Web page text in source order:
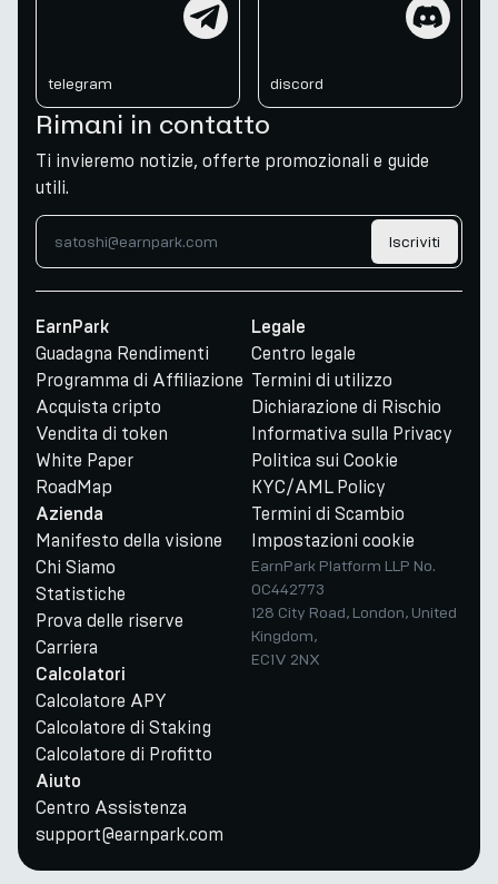
telegram discord
Rimani in contatto
Ti invieremo notizie, offerte promozionali e guide
utili.
Iscriviti
EarnPark
Guadagna Rendimenti
Programma di Affiliazione
Acquista cripto
Vendita di token
White Paper
RoadMap
Azienda
Manifesto della visione
Chi Siamo
Statistiche
Prova delle riserve
Carriera
Calcolatori
Calcolatore APY
Calcolatore di Staking
Calcolatore di Profitto
Aiuto
Centro Assistenza
support@earnpark.com
Legale
Centro legale
Termini di utilizzo
Dichiarazione di Rischio
Informativa sulla Privacy
Politica sui Cookie
KYC/AML Policy
Termini di Scambio
Impostazioni cookie
EarnPark Platform LLP No.
OC442773
128 City Road, London, United
Kingdom,
EC1V 2NX